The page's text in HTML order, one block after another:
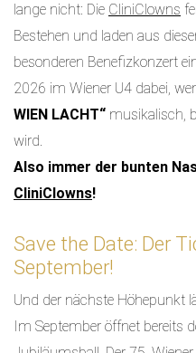
lange nicht: Die CliniClowns
Bestehen und laden aus
besonderen Benefizkonzert
2026 im Wiener U4 dabei,
WIEN LACHT“ musikalisch,
wird.
Also immer der bunten
CliniClowns!
Save the Date: Der
September!
Und der nächste Höhepunkt
Im September öffnet bereits